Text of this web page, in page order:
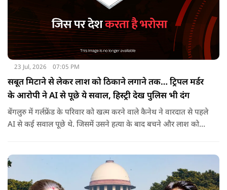
23 Jul, 2026 07:05 PM
सबूत मिटाने से लेकर लाश को ठिकाने लगाने तक… ट्रिपल मर्डर
के आरोपी ने AI से पूछे ये सवाल, हिस्ट्री देख पुलिस भी दंग
बेंगलुरु में गर्लफ्रेंड के परिवार को खत्म करने वाले कैनेथ ने वारदात से पहले
AI से कई सवाल पूछे थे. जिसमें उसने हत्या के बाद बचने और लाश को